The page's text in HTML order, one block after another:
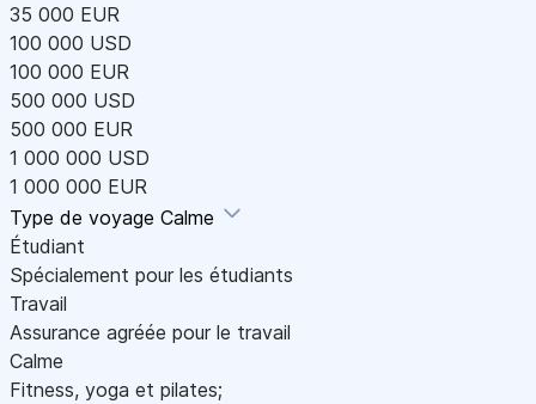
35 000 EUR
100 000 USD
100 000 EUR
500 000 USD
500 000 EUR
1 000 000 USD
1 000 000 EUR
Type de voyage Calme
Étudiant
Spécialement pour les étudiants
Travail
Assurance agréée pour le travail
Calme
Fitness, yoga et pilates;